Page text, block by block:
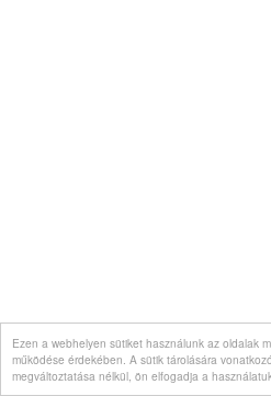
Ezen a webhelyen sütiket használunk az oldalak
működése érdekében. A sütik tárolására
megváltoztatása nélkül, ön elfogadja a